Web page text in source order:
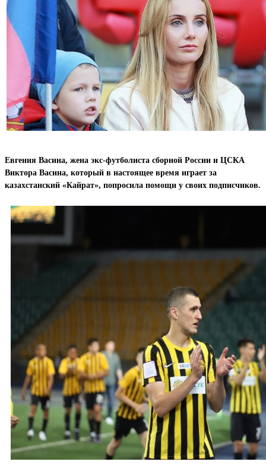
Евгения Васина, жена экс-футболиста сборной России и ЦСКА
Виктора Васина, который в настоящее время играет за
казахстанский «Кайрат», попросила помощи у своих подписчиков.